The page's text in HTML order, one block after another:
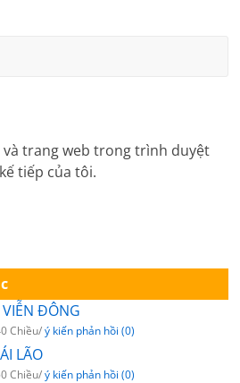
và trang web trong trình duyệt
tiếp của tôi.
ĐÔNG
Chiều/ý kiến phản hồi (0)
LÃO
Chiều/ý kiến phản hồi (0)